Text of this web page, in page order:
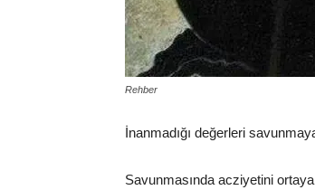
Rehber
İnanmadığı değerleri
Savunmasında acziyetini